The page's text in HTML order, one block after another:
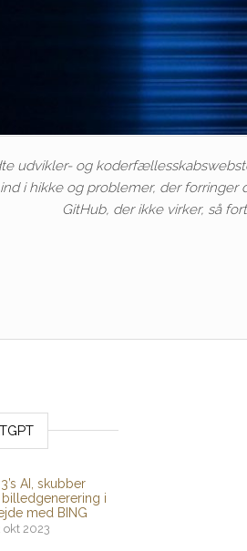
udvikler- og
i hikke og problemer, der
GitHub, der ikke virker, så
AI, skubber
billedgenerering i
med BING
okt 2023